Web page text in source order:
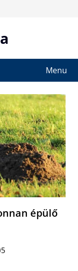
Menu
épülő